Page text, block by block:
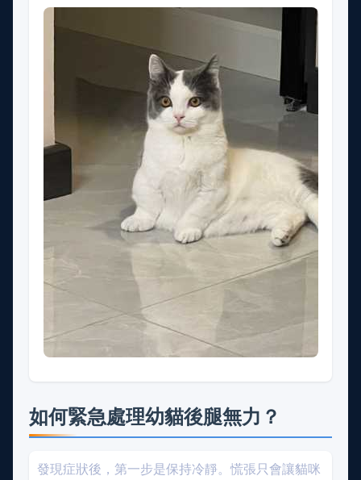
如何緊急處理幼貓後腿無力？
發現症狀後，第一步是保持冷靜。慌張只會讓貓咪